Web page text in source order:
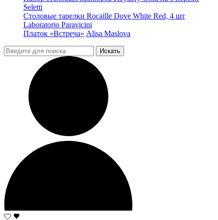
Seletti
Столовые тарелки Rocaille Dove White Red, 4 шт
Laboratorio Paravicini
Платок «Встреча» Alisa Maslova